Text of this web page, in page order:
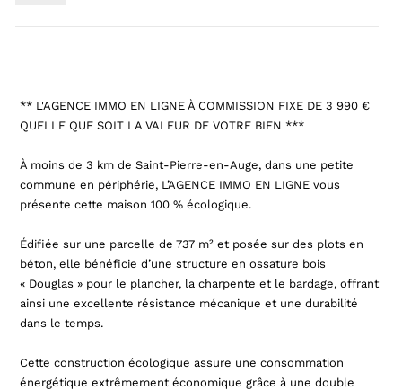
** L'AGENCE IMMO EN LIGNE À COMMISSION FIXE DE 3 990 €
QUELLE QUE SOIT LA VALEUR DE VOTRE BIEN ***
À moins de 3 km de Saint-Pierre-en-Auge, dans une petite
commune en périphérie, L’AGENCE IMMO EN LIGNE vous
présente cette maison 100 % écologique.
Édifiée sur une parcelle de 737 m² et posée sur des plots en
béton, elle bénéficie d’une structure en ossature bois
« Douglas » pour le plancher, la charpente et le bardage, offrant
ainsi une excellente résistance mécanique et une durabilité
dans le temps.
Cette construction écologique assure une consommation
énergétique extrêmement économique grâce à une double